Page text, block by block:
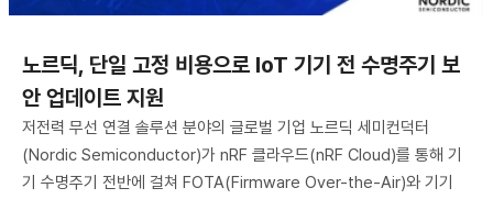
노르딕, 단일 고정 비용으로 IoT 기기 전 수명주기 보
안 업데이트 지원
저전력 무선 연결 솔루션 분야의 글로벌 기업 노르딕 세미컨덕터
(Nordic Semiconductor)가 nRF 클라우드(nRF Cloud)를 통해 기
기 수명주기 전반에 걸쳐 FOTA(Firmware Over-the-Air)와 기기